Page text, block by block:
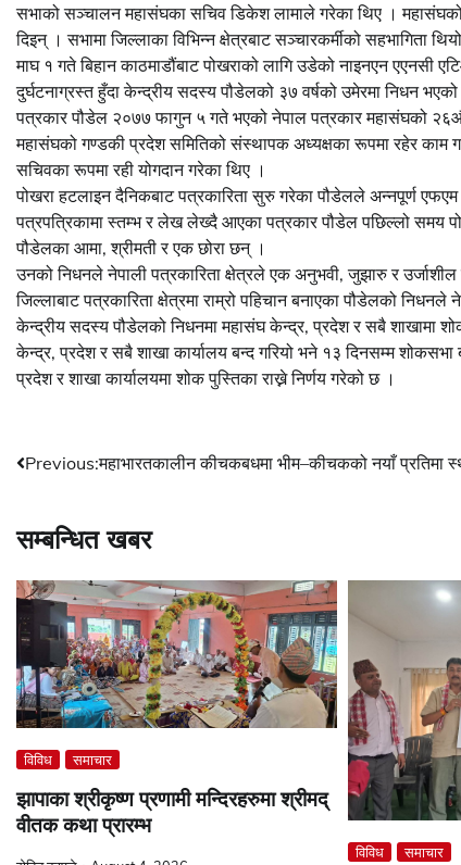
सभाको सञ्चालन महासंघका सचिव डिकेश लामाले गरेका थिए । महासंघको
दिइन् । सभामा जिल्लाका विभिन्न क्षेत्रबाट सञ्चारकर्मीको सहभागिता
माघ १ गते बिहान काठमाडौंबाट पोखराको लागि उडेको नाइनएन एएनसी
दुर्घटनाग्रस्त हुँदा केन्द्रीय सदस्य पौडेलको ३७ वर्षको उमेरमा निधन भएको
पत्रकार पौडेल २०७७ फागुन ५ गते भएको नेपाल पत्रकार महासंघको २६औं
महासंघको गण्डकी प्रदेश समितिको संस्थापक अध्यक्षका रूपमा रहेर
सचिवका रूपमा रही योगदान गरेका थिए ।
पोखरा हटलाइन दैनिकबाट पत्रकारिता सुरु गरेका पौडेलले अन्नपूर्ण
पत्रपत्रिकामा स्तम्भ र लेख लेख्दै आएका पत्रकार पौडेल पछिल्लो समय
पौडेलका आमा, श्रीमती र एक छोरा छन् ।
उनको निधनले नेपाली पत्रकारिता क्षेत्रले एक अनुभवी, जुझारु र
जिल्लाबाट पत्रकारिता क्षेत्रमा राम्रो पहिचान बनाएका पौडेलको
केन्द्रीय सदस्य पौडेलको निधनमा महासंघ केन्द्र, प्रदेश र सबै शाखामा
केन्द्र, प्रदेश र सबै शाखा कार्यालय बन्द गरियो भने १३ दिनसम्म
प्रदेश र शाखा कार्यालयमा शोक पुस्तिका राख्ने निर्णय गरेको छ ।
Post
Previous:महाभारतकालीन कीचकबधमा भीम–कीचकको नयाँ प्रतिमा
सम्बन्धित खबर
विविध समाचार
झापाका श्रीकृष्ण प्रणामी मन्दिरहरुमा श्रीमद्
वीतक कथा प्रारम्भ
विविध समाचार